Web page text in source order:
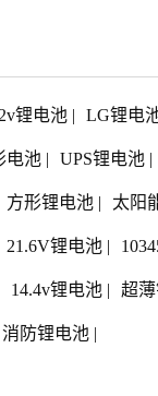
锂电池 | LG锂电
电池 | UPS锂电池 |
方形锂电池 | 太阳
21.6V锂电池 |
14.4v锂电池 | 超
消防锂电池 |